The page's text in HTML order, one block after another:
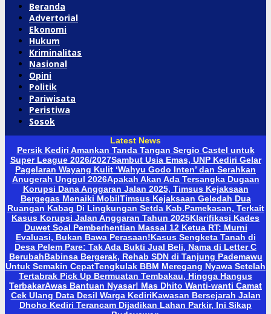
Beranda
Advertorial
Ekonomi
Hukum
Kriminalitas
Nasional
Opini
Politik
Pariwisata
Peristiwa
Sosok
Latest News
Persik Kediri Amankan Tanda Tangan Sergio Castel untuk
Super League 2026/2027Sambut Usia Emas, UNP Kediri Gelar
Pagelaran Wayang Kulit ‘Wahyu Godo Inten’ dan Serahkan
Anugerah Unggul 2026Apakah Akan Ada Tersangka Dugaan
Korupsi Dana Anggaran Jalan 2025, Timsus Kejaksaan
Bergegas Menaiki MobilTimsus Kejaksaan Geledah Dua
Ruangan Kabag Di Lingkungan Setda Kab.Pamekasan, Terkait
Kasus Korupsi Jalan Anggaran Tahun 2025Klarifikasi Kades
Duwet Soal Pemberhentian Massal 12 Ketua RT: Murni
Evaluasi, Bukan Bawa Perasaan!Kasus Sengketa Tanah di
Desa Pelem Pare: Tak Ada Bukti Jual Beli, Nama di Letter C
BerubahBabinsa Bergerak, Rehab SDN di Tanjung Pademawu
Untuk Semakin CepatTengkulak BBM Meregang Nyawa Setelah
Tertabrak Pick Up Bermuatan Tembakau, Hingga Hangus
TerbakarAwas Bantuan Nyasar! Mas Dhito Wanti-wanti Camat
Cek Ulang Data Desil Warga KediriKawasan Bersejarah Jalan
Dhoho Kediri Terancam Dijadikan Lahan Parkir, Ini Sikap